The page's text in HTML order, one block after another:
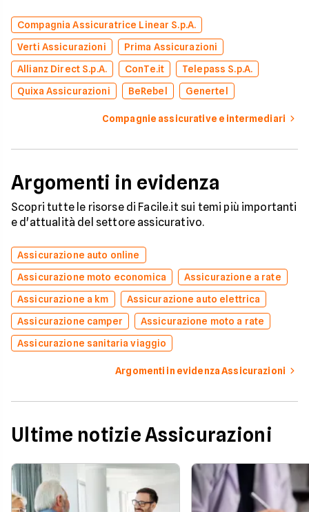
Compagnia Assicuratrice Linear S.p.A.
Verti Assicurazioni
Prima Assicurazioni
Allianz Direct S.p.A.
ConTe.it
Telepass S.p.A.
Quixa Assicurazioni
BeRebel Genertel
Compagnie assicurative e intermediari
Argomenti in evidenza
Scopri tutte le risorse di Facile.it sui temi più importanti
e d'attualità del settore assicurativo.
Assicurazione auto online
Assicurazione moto economica
Assicurazione a rate
Assicurazione a km
Assicurazione auto elettrica
Assicurazione camper
Assicurazione moto a rate
Assicurazione sanitaria viaggio
Argomenti in evidenza Assicurazioni
Ultime notizie Assicurazioni